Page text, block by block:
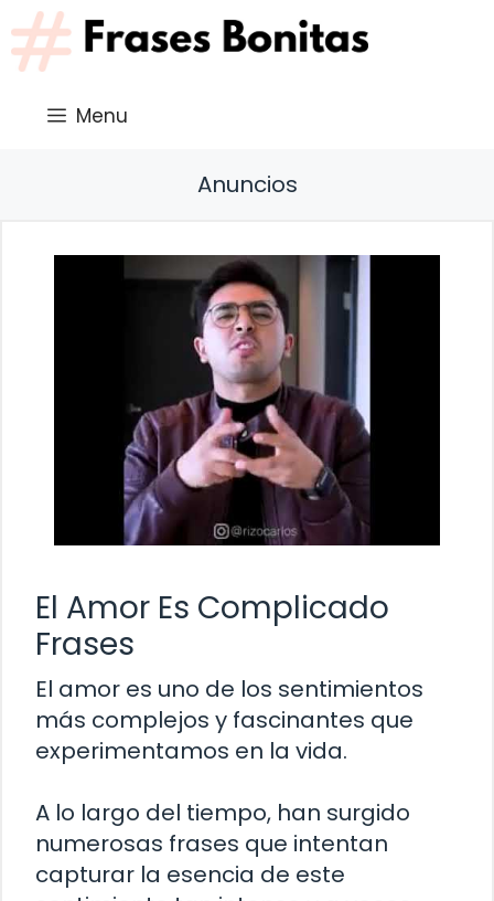
Saltar
al
contenido
Menu
Anuncios
El Amor Es Complicado
Frases
El amor es uno de los sentimientos
más complejos y fascinantes que
experimentamos en la vida.
A lo largo del tiempo, han surgido
numerosas frases que intentan
capturar la esencia de este